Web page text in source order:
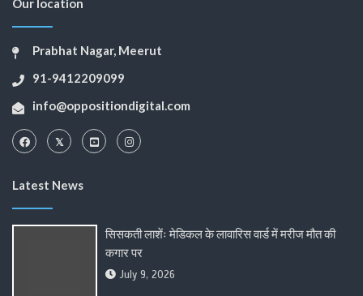
Our location
Prabhat Nagar, Meerut
91-9412209099
info@oppositiondigital.com
Latest News
सिसकती लाशेंः मेडिकल के लावारिस वार्ड में मरीज मौत की
कगार पर
July 9, 2026